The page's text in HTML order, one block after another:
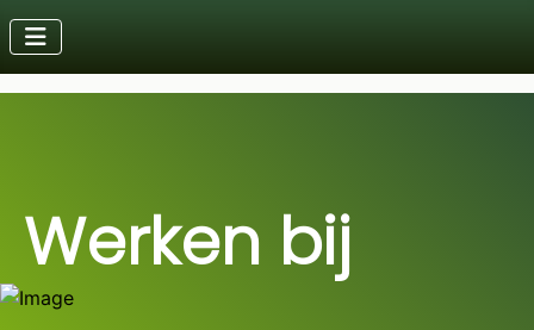
Werken bij